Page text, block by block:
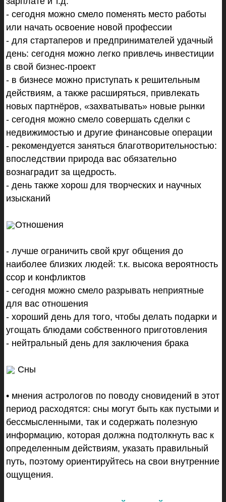
- сегодня можно смело поменять место работы
или начать освоение новой профессии
- для стартаперов и предпринимателей удачный
день: сегодня можно легко привлечь инвестиции
в свой бизнес-проект
- в бизнесе можно приступать к решительным
действиям, а также расширяться, привлекать
новых партнёров, «захватывать» новые рынки
- сегодня можно смело совершать сделки с
недвижимостью и другие финансовые операции
- рекомендуется заняться благотворительностью:
впоследствии природа вас обязательно
вознаградит за щедрость.
- день также хорош для творческих и научных
изысканий
Отношения
- лучше ограничить свой круг общения до
наиболее близких людей: т.к. высока вероятность
ссор и конфликтов
- сегодня можно смело разрывать неприятные
для вас отношения
- хороший день для того, чтобы делать подарки и
угощать блюдами собственного приготовления
- нейтральный день для заключения брака
Сны
• мнения астрологов по поводу сновидений в этот
период расходятся: сны могут быть как пустыми и
бессмысленными, так и содержать полезную
информацию, которая должна подтолкнуть вас к
определенным действиям, указать правильный
путь, поэтому ориентируйтесь на свои внутренние
ощущения.